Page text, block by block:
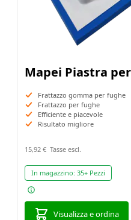
Mapei Piastra
Frattazzo gomma per fughe
Frattazzo per fughe
Efficiente e piacevole
Risultato migliore
15,92 €
In magazzino: 35+ Pezzi
Visualizza e ordina